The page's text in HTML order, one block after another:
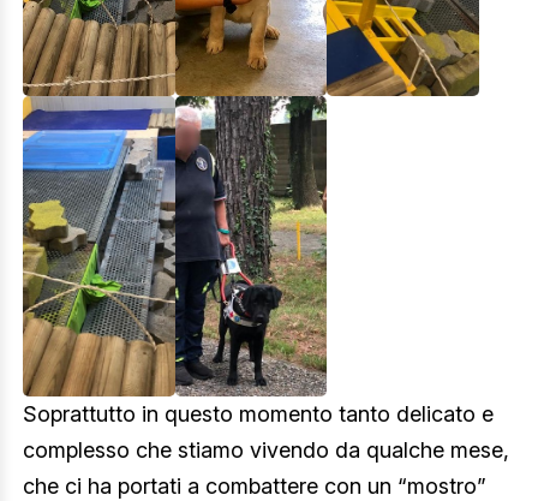
Soprattutto in questo momento tanto delicato e
complesso che stiamo vivendo da qualche mese,
che ci ha portati a combattere con un “mostro”